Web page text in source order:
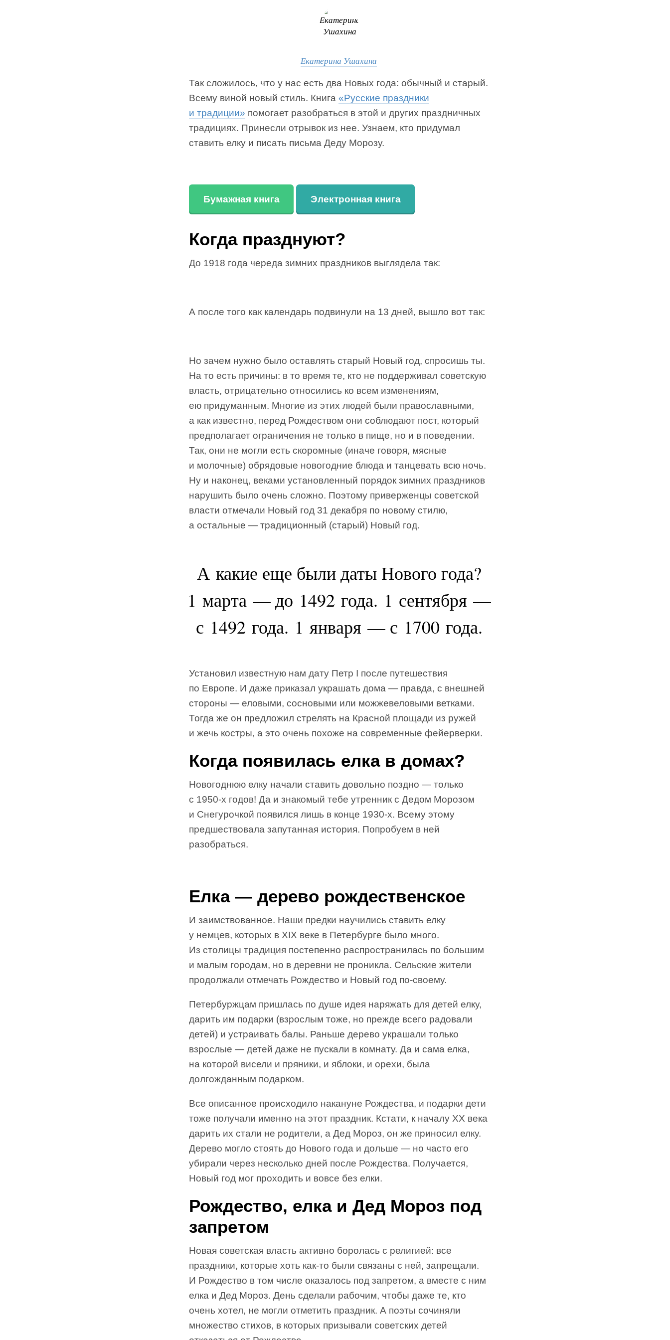
Екатерина Ушахина
Так сложилось, что у нас есть два Новых года: обычный и старый.
Всему виной новый стиль. Книга «Русские праздники
и традиции» помогает разобраться в этой и других праздничных
традициях. Принесли отрывок из нее. Узнаем, кто придумал
ставить елку и писать письма Деду Морозу.
Бумажная книга Электронная книга
Когда празднуют?
До 1918 года череда зимних праздников выглядела так:
А после того как календарь подвинули на 13 дней, вышло вот так:
Но зачем нужно было оставлять старый Новый год, спросишь ты.
На то есть причины: в то время те, кто не поддерживал советскую
власть, отрицательно относились ко всем изменениям,
ею придуманным. Многие из этих людей были православными,
а как известно, перед Рождеством они соблюдают пост, который
предполагает ограничения не только в пище, но и в поведении.
Так, они не могли есть скоромные (иначе говоря, мясные
и молочные) обрядовые новогодние блюда и танцевать всю ночь.
Ну и наконец, веками установленный порядок зимних праздников
нарушить было очень сложно. Поэтому приверженцы советской
власти отмечали Новый год 31 декабря по новому стилю,
а остальные — традиционный (старый) Новый год.
А какие еще были даты Нового года?
1 марта — до 1492 года. 1 сентября —
с 1492 года. 1 января — с 1700 года.
Установил известную нам дату Петр I после путешествия
по Европе. И даже приказал украшать дома — правда, с внешней
стороны — еловыми, сосновыми или можжевеловыми ветками.
Тогда же он предложил стрелять на Красной площади из ружей
и жечь костры, а это очень похоже на современные фейерверки.
Когда появилась елка в домах?
Новогоднюю елку начали ставить довольно поздно — только
с 1950-х годов! Да и знакомый тебе утренник с Дедом Морозом
и Снегурочкой появился лишь в конце 1930-х. Всему этому
предшествовала запутанная история. Попробуем в ней
разобраться.
Елка — дерево рождественское
И заимствованное. Наши предки научились ставить елку
у немцев, которых в XIX веке в Петербурге было много.
Из столицы традиция постепенно распространилась по большим
и малым городам, но в деревни не проникла. Сельские жители
продолжали отмечать Рождество и Новый год по-своему.
Петербуржцам пришлась по душе идея наряжать для детей елку,
дарить им подарки (взрослым тоже, но прежде всего радовали
детей) и устраивать балы. Раньше дерево украшали только
взрослые — детей даже не пускали в комнату. Да и сама елка,
на которой висели и пряники, и яблоки, и орехи, была
долгожданным подарком.
Все описанное происходило накануне Рождества, и подарки дети
тоже получали именно на этот праздник. Кстати, к началу XX века
дарить их стали не родители, а Дед Мороз, он же приносил елку.
Дерево могло стоять до Нового года и дольше — но часто его
убирали через несколько дней после Рождества. Получается,
Новый год мог проходить и вовсе без елки.
Рождество, елка и Дед Мороз под
запретом
Новая советская власть активно боролась с религией: все
праздники, которые хоть как-то были связаны с ней, запрещали.
И Рождество в том числе оказалось под запретом, а вместе с ним
елка и Дед Мороз. День сделали рабочим, чтобы даже те, кто
очень хотел, не могли отметить праздник. А поэты сочиняли
множество стихов, в которых призывали советских детей